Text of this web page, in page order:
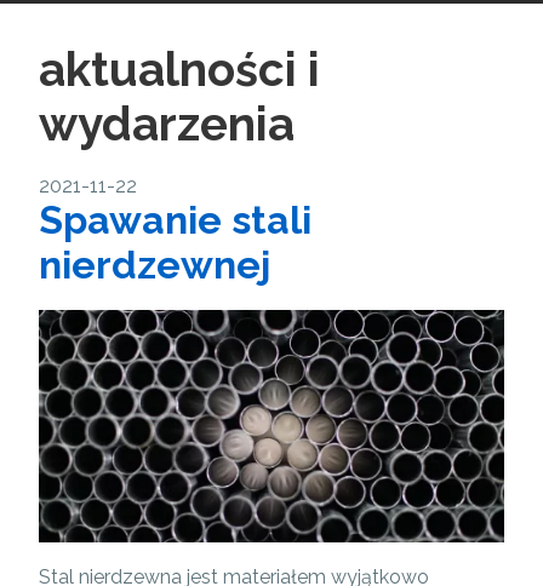
aktualności i
wydarzenia
2021-11-22
Spawanie stali
nierdzewnej
Stal nierdzewna jest materiałem wyjątkowo